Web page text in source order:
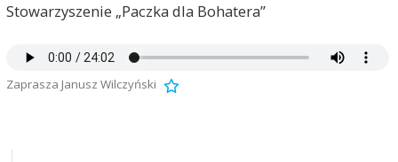
Stowarzyszenie „Paczka dla Bohatera”
Zaprasza Janusz Wilczyński